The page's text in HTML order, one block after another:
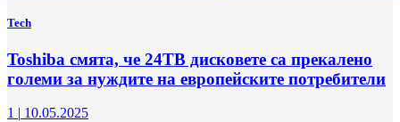
Tech
Toshiba смята, че 24ТВ дисковете са прекалено
големи за нуждите на европейските потребители
1 | 10.05.2025